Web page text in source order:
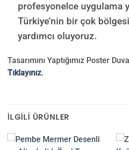
profesyonelce uygulama
Türkiye’nin bir çok
yardımcı oluyoruz.
Tasarımını Yaptığımız Poster
Tıklayınız.
İLGILI ÜRÜNLER